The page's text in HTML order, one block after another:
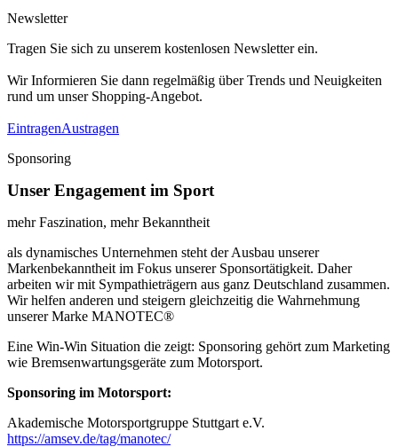
Newsletter
Tragen Sie sich zu unserem kostenlosen Newsletter ein.
Wir Informieren Sie dann regelmäßig über Trends und Neuigkeiten
rund um unser Shopping-Angebot.
EintragenAustragen
Sponsoring
Unser Engagement im Sport
mehr Faszination, mehr Bekanntheit
als dynamisches Unternehmen steht der Ausbau unserer
Markenbekanntheit im Fokus unserer Sponsortätigkeit. Daher
arbeiten wir mit Sympathieträgern aus ganz Deutschland zusammen.
Wir helfen anderen und steigern gleichzeitig die Wahrnehmung
unserer Marke MANOTEC®
Eine Win-Win Situation die zeigt: Sponsoring gehört zum Marketing
wie Bremsenwartungsgeräte zum Motorsport.
Sponsoring im Motorsport:
Akademische Motorsportgruppe Stuttgart e.V.
https://amsev.de/tag/manotec/